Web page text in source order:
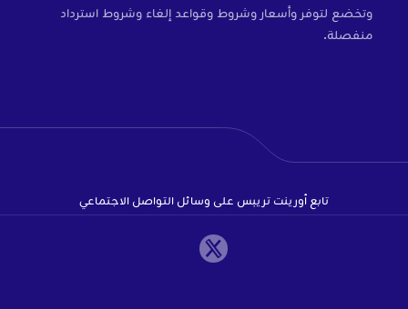
وتخضع لتوفر وأسعار وشروط وقواعد إلغاء وشروط استرداد
منفصلة.
تابع أورينت تريبس على وسائل التواصل الاجتماعي